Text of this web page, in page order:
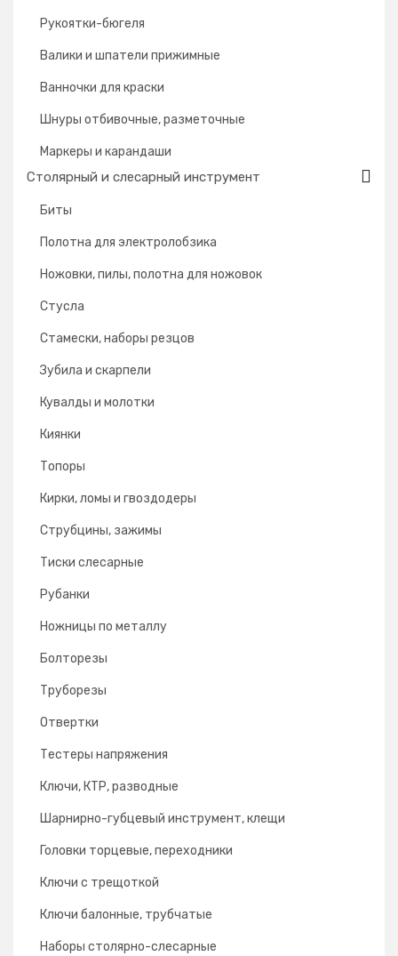
Рукоятки-бюгеля
Валики и шпатели прижимные
Ванночки для краски
Шнуры отбивочные, разметочные
Маркеры и карандаши
Столярный и слесарный инструмент
Биты
Полотна для электролобзика
Ножовки, пилы, полотна для ножовок
Стусла
Cтамески, наборы резцов
Зубила и скарпели
Кувалды и молотки
Киянки
Топоры
Кирки, ломы и гвоздодеры
Струбцины, зажимы
Тиски слесарные
Рубанки
Ножницы по металлу
Болторезы
Труборезы
Отвертки
Тестеры напряжения
Ключи, КТР, разводные
Шарнирно-губцевый инструмент, клещи
Головки торцевые, переходники
Ключи с трещоткой
Ключи балонные, трубчатые
Наборы столярно-слесарные